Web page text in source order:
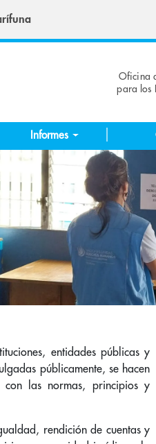
Oficina
para los
Informes
entidades públicas y
públicamente, se hacen
con las normas, principios y
rendición de cuentas y